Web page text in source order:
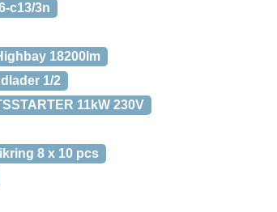
c13/3n
18200lm
1/2
11kW 230V
8 x 10 pcs